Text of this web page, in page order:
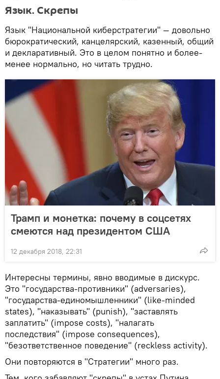
Язык. Скрепы
Язык "Национальной киберстратегии" — довольно
бюрократический, канцелярский, казенный, общий
и декларативный. Это в целом понятно и более-
менее нормально, но читать трудно.
Трамп и монетка: почему в соцсетях
смеются над президентом США
12 декабря 2018, 22:31
Интересны термины, явно вводимые в дискурс.
Это "государства-противники" (adversaries),
"государства-единомышленники" (like-minded
states), "наказывать" (punish), "заставлять
заплатить" (impose costs), "налагать
последствия" (impose consequences),
"безответственное поведение" (reckless activity).
Они повторяются в "Стратегии" много раз.